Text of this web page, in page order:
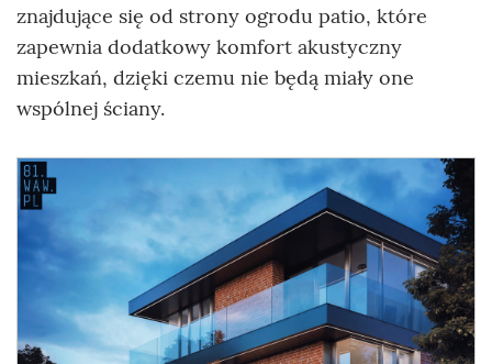
znajdujące się od strony ogrodu patio, które
zapewnia dodatkowy komfort akustyczny
mieszkań, dzięki czemu nie będą miały one
wspólnej ściany.